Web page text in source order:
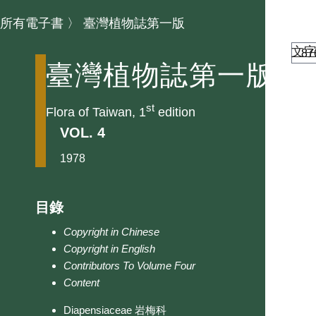
所有電子書 〉 臺灣植物誌第一版
臺灣植物誌第一版
Flora of Taiwan, 1st edition
VOL. 4
1978
目錄
Copyright in Chinese
Copyright in English
Contributors To Volume Four
Content
Diapensiaceae 岩梅科
文